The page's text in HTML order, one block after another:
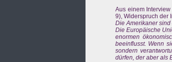
Aus einem
9), Widerspruch der
Die Amerikaner
Die Europäische
enormen
beeinflusst. Wenn
sondern
dürfen, der aber als